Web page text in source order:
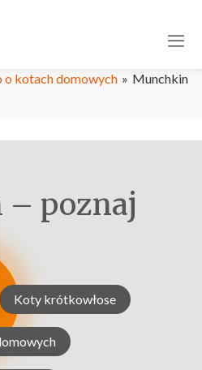
o kotach domowych » Munchkin
poznaj
Koty krótkowłose